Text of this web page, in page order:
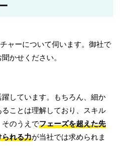
ャーについて伺います。御社で
かせください。
しています。もちろん、細か
ことは理解しており、スキル
そのうえでフェーズを超えた先
られる力が当社では求められま